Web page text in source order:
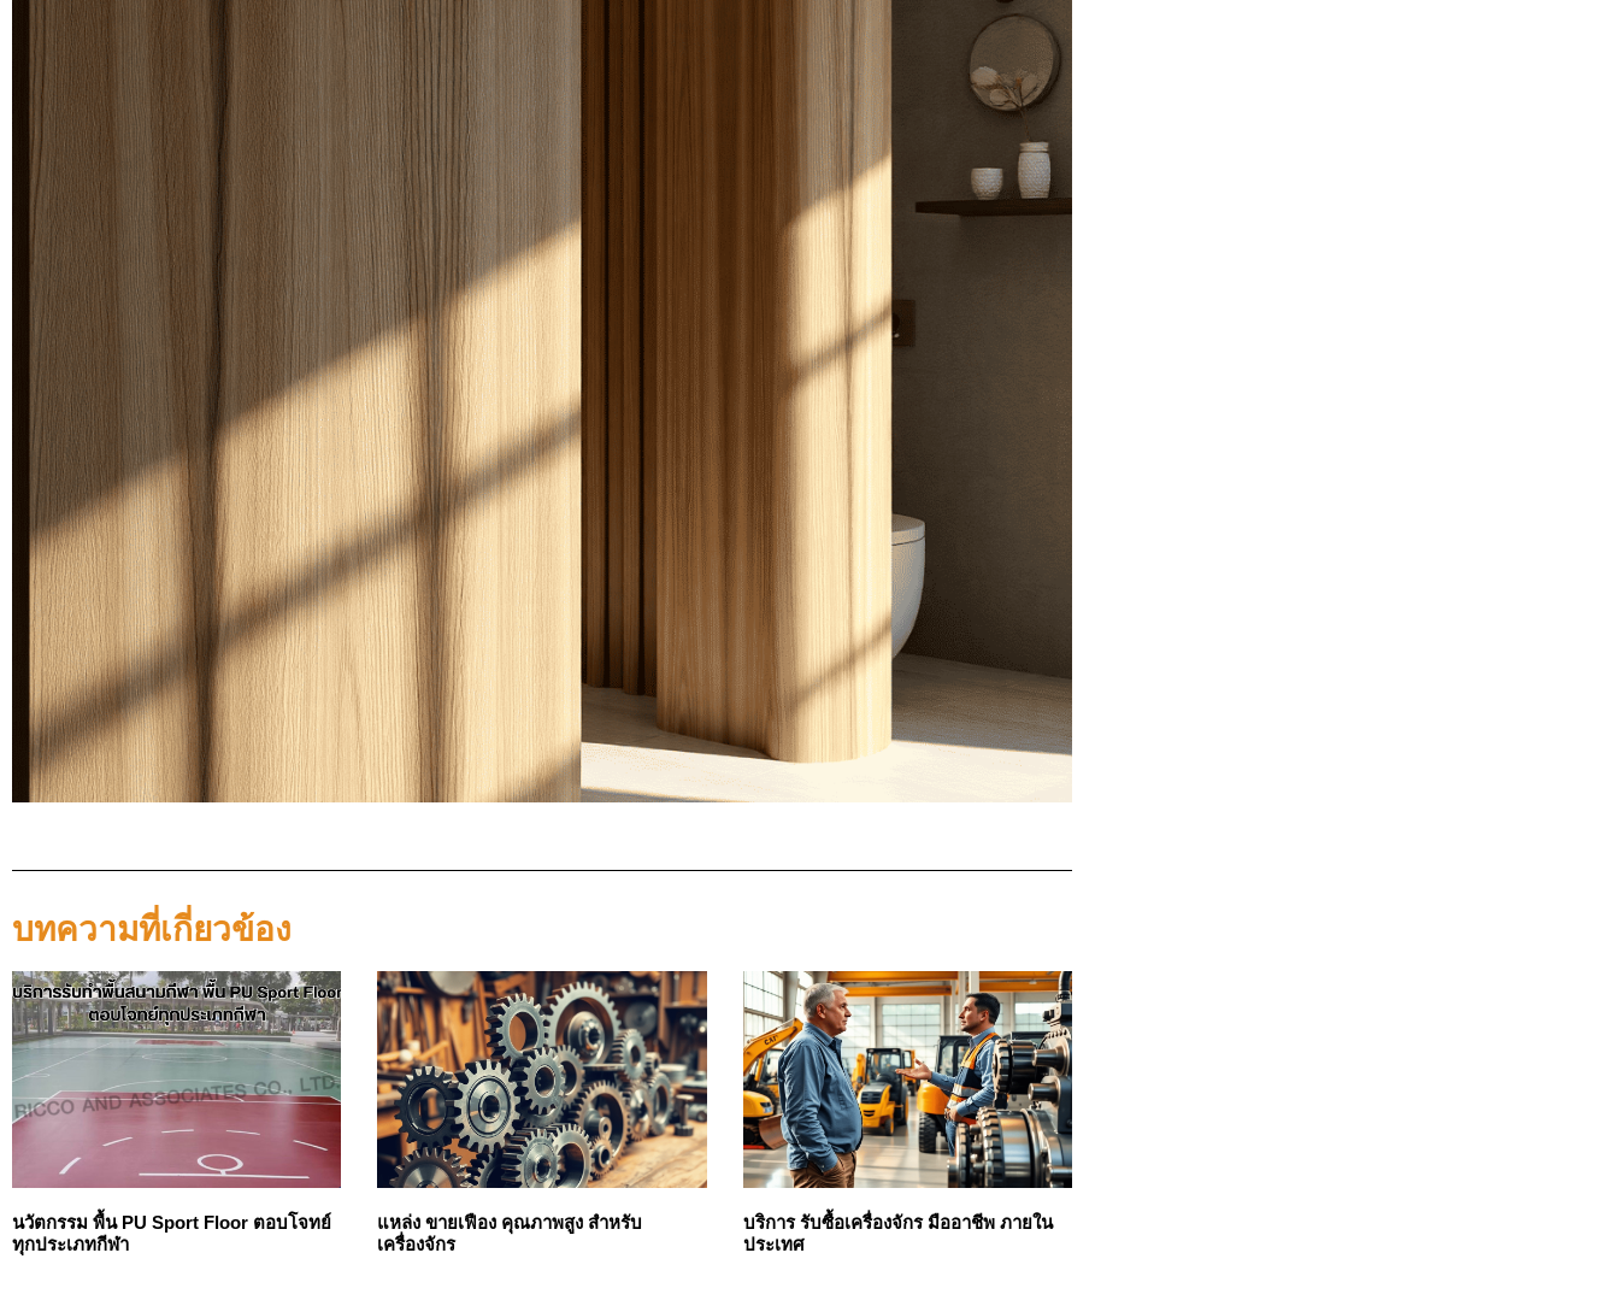
บทความที่เกี่ยวข้อง
นวัตกรรม พื้น PU Sport Floor ตอบโจทย์
ทุกประเภทกีฬา
แหล่ง ขายเฟือง คุณภาพสูง สำหรับ
เครื่องจักร
บริการ รับซื้อเครื่องจักร มืออาชีพ ภายใน
ประเทศ